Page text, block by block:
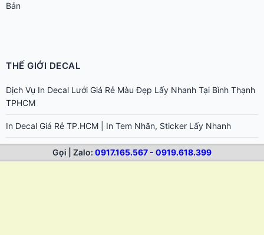
Gọi | Zalo:0917.165.567 - 0919.618.399
Bản
THẾ GIỚI DECAL
Dịch Vụ In Decal Lưới Giá Rẻ Màu Đẹp Lấy Nhanh Tại Bình Thạnh
TPHCM
In Decal Giá Rẻ TP.HCM | In Tem Nhãn, Sticker Lấy Nhanh
Hướng dẫn chọn dung môi tẩy keo cho từng loại bề mặt khác
nhau